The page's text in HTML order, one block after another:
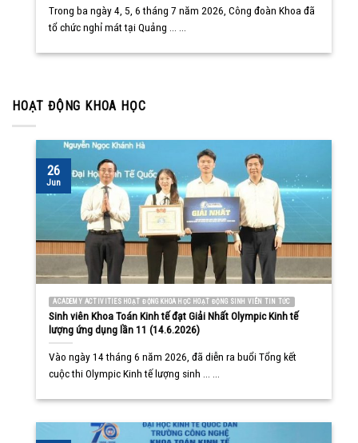
Trong ba ngày 4, 5, 6 tháng 7 năm 2026, Công đoàn Khoa đã
tổ chức nghỉ mát tại Quảng ... ...
HOẠT ĐỘNG KHOA HỌC
ACADEMY ACTIVITIES HOẠT ĐỘNG KHOA HỌC HOẠT ĐỘNG SINH VIÊN TIN TỨC
Sinh viên Khoa Toán Kinh tế đạt Giải Nhất Olympic Kinh tế
lượng ứng dụng lần 11 (14.6.2026)
Vào ngày 14 tháng 6 năm 2026, đã diễn ra buổi Tổng kết
cuộc thi Olympic Kinh tế lượng sinh ... ...
26
Jun